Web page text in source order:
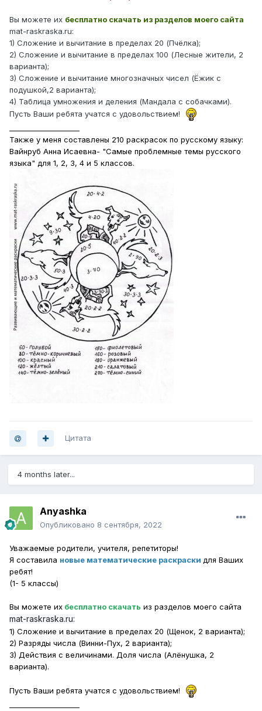
Вы можете их бесплатно скачать из разделов моего сайта
mat-raskraska.ru:
1) Сложение и вычитание в пределах 20 (Пчёлка);
2) Сложение и вычитание в пределах 100 (Лесные жители, 2
варианта);
3) Сложение и вычитание многозначных чисел (Ёжик с
подушкой,2 варианта);
4) Таблица умножения и деления (Мандала с собачками).
Пусть Ваши ребята учатся с удовольствием!
Также у меня составлены 210 раскрасок по русскому языку:
Вайнруб Анна Исаевна- "Самые проблемные темы русского
языка" для 1, 2, 3, 4 и 5 классов.
Цитата
4 months later...
Anyashka
Опубликовано 8 сентября, 2022
Уважаемые родители, учителя, репетиторы!
Я составила новые математические раскраски для Ваших
ребят!
(1- 5 классы)
Вы можете их бесплатно скачать из разделов моего сайта
mat-raskraska.ru:
1) Сложение и вычитание в пределах 20 (Щенок, 2 варианта);
2) Разряды числа (Винни-Пух, 2 варианта);
3) Действия с величинами. Доля числа (Алёнушка, 2
варианта).
Пусть Ваши ребята учатся с удовольствием!